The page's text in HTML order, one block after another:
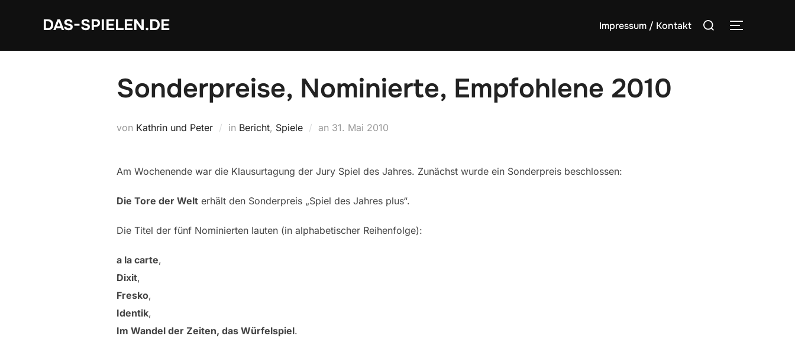
DAS-SPIELEN.DE Impressum / Kontakt
Suchen
Sonderpreise, Nominierte, Empfohlene 2010
von Kathrin und Peter in Bericht, Spiele an Veröffentlicht
31. Mai 2010
Am Wochenende war die Klausurtagung der Jury Spiel des Jahres. Zunächst wurde ein Sonderpreis beschlossen:
Die Tore der Welt erhält den Sonderpreis „Spiel des Jahres plus“.
Die Titel der fünf Nominierten lauten (in alphabetischer Reihenfolge):
a la carte,
Dixit,
Fresko,
Identik,
Im Wandel der Zeiten, das Würfelspiel.